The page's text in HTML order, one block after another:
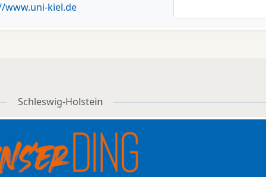
www.uni-kiel.de
Schleswig-Holstein